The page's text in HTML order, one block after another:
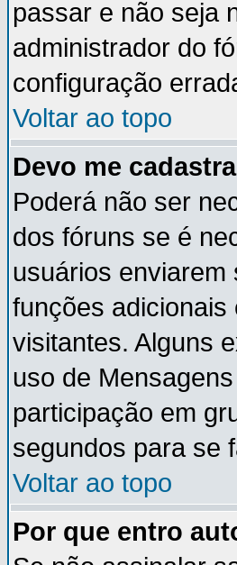
passar e não seja
administrador do
configuração
Voltar ao topo
Devo me
Poderá não ser
dos fóruns se é
usuários
funções
visitantes. Alguns
uso de
participação em
segundos para se
Voltar ao topo
Por que entro